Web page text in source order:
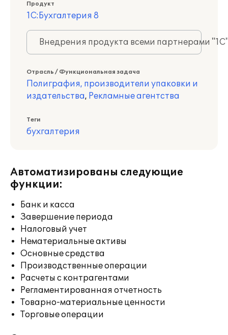
Продукт
1С:Бухгалтерия 8
Внедрения продукта всеми партнерами
Отрасль / Функциональная задача
Полиграфия, производители упаковки и
издательства, Рекламные агентства
Теги
бухгалтерия
Автоматизированы следующие
функции:
Банк и касса
Завершение периода
Налоговый учет
Нематериальные активы
Основные средства
Производственные операции
Расчеты с контрагентами
Регламентированная отчетность
Товарно-материальные ценности
Торговые операции